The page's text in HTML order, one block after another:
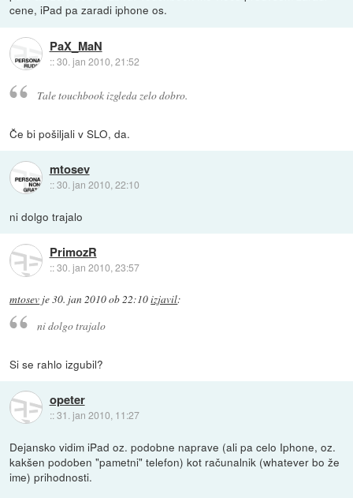
cene, iPad pa zaradi iphone os.
PaX_MaN
::30. jan 2010, 21:52
Tale touchbook izgleda zelo dobro.
Če bi pošiljali v SLO, da.
mtosev
::30. jan 2010, 22:10
ni dolgo trajalo
PrimozR
::30. jan 2010, 23:57
mtosev je30. jan 2010 ob 22:10izjavil:
ni dolgo trajalo
Si se rahlo izgubil?
opeter
::31. jan 2010, 11:27
Dejansko vidim iPad oz. podobne naprave (ali pa celo Iphone, oz.
kakšen podoben "pametni" telefon) kot računalnik (whatever bo že
ime) prihodnosti.